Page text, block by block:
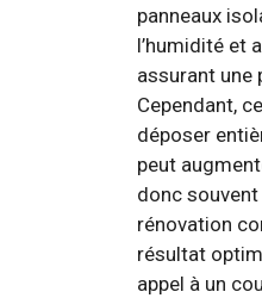
panneaux
l’humidité et
assurant une
Cependant,
déposer
peut
donc souvent
rénovation
résultat
appel à un